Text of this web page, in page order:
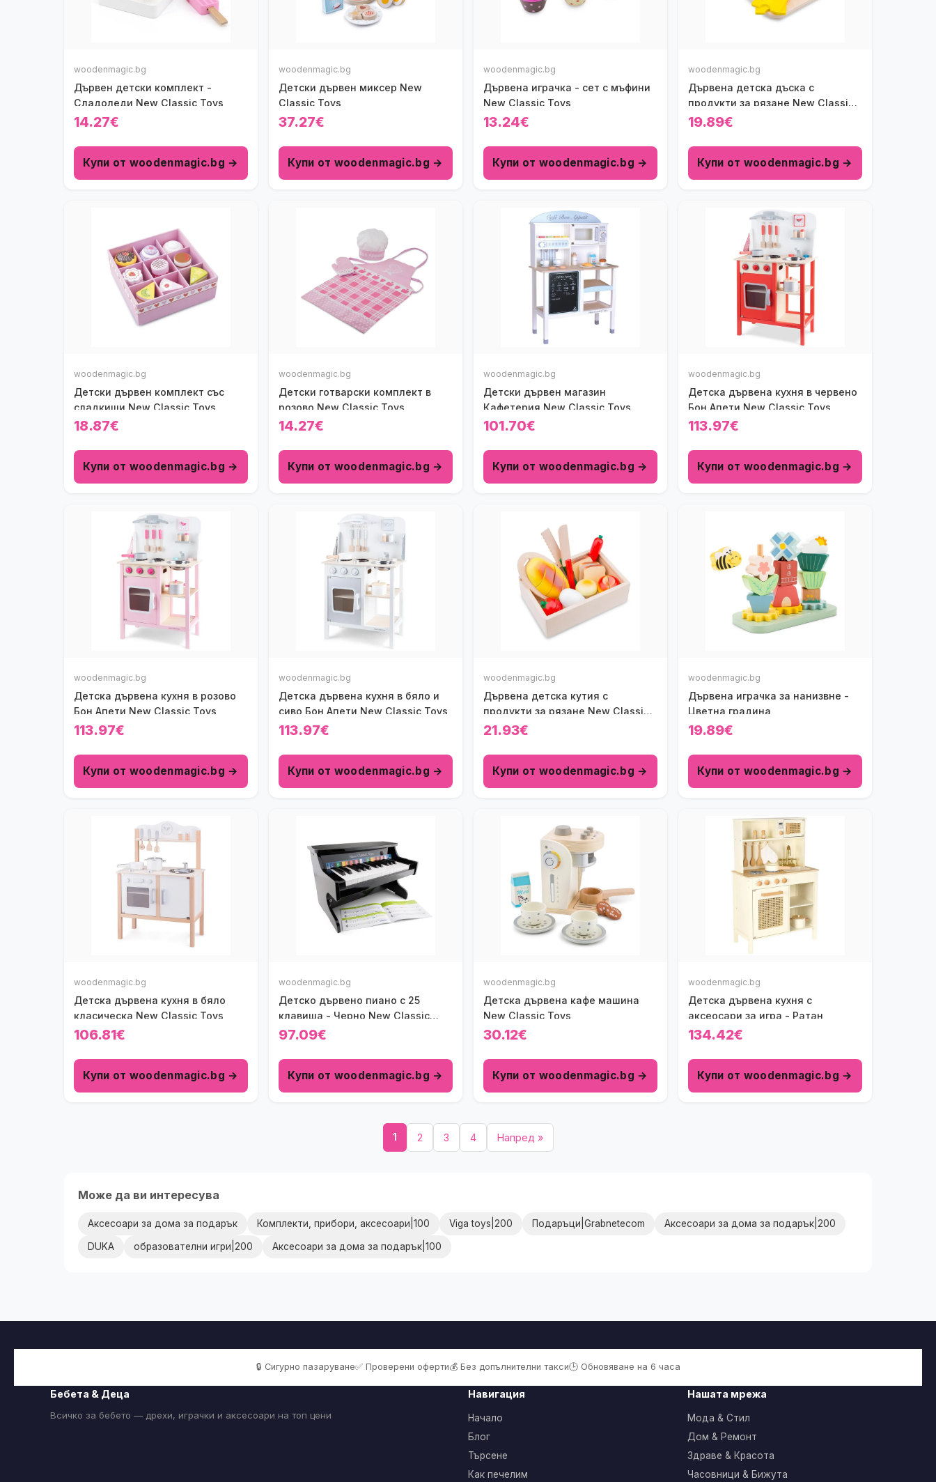
woodenmagic.bg
Дървен детски комплект -
Сладоледи New Classic Toys
14.27€
Купи от woodenmagic.bg →
woodenmagic.bg
Детски дървен миксер New
Classic Toys
37.27€
Купи от woodenmagic.bg →
woodenmagic.bg
Дървена играчка - сет с мъфини
New Classic Toys
13.24€
Купи от woodenmagic.bg →
woodenmagic.bg
Дървена детска дъска с
продукти за рязане New Classic
Toys
19.89€
Купи от woodenmagic.bg →
woodenmagic.bg
Детски дървен комплект със
сладкиши New Classic Toys
18.87€
Купи от woodenmagic.bg →
woodenmagic.bg
Детски готварски комплект в
розово New Classic Toys
14.27€
Купи от woodenmagic.bg →
woodenmagic.bg
Детски дървен магазин
Кафетерия New Classic Toys
101.70€
Купи от woodenmagic.bg →
woodenmagic.bg
Детска дървена кухня в червено
Бон Апети New Classic Toys
113.97€
Купи от woodenmagic.bg →
woodenmagic.bg
Детска дървена кухня в розово
Бон Апети New Classic Toys
113.97€
Купи от woodenmagic.bg →
woodenmagic.bg
Детска дървена кухня в бяло и
сиво Бон Апети New Classic Toys
113.97€
Купи от woodenmagic.bg →
woodenmagic.bg
Дървена детска кутия с
продукти за рязане New Classic
Toys
21.93€
Купи от woodenmagic.bg →
woodenmagic.bg
Дървена играчка за нанизвне -
Цветна градина
19.89€
Купи от woodenmagic.bg →
woodenmagic.bg
Детска дървена кухня в бяло
класическа New Classic Toys
106.81€
Купи от woodenmagic.bg →
woodenmagic.bg
Детско дървено пиано с 25
клавиша - Черно New Classic
Toys
97.09€
Купи от woodenmagic.bg →
woodenmagic.bg
Детска дървена кафе машина
New Classic Toys
30.12€
Купи от woodenmagic.bg →
woodenmagic.bg
Детска дървена кухня с
аксеосари за игра - Ратан
134.42€
Купи от woodenmagic.bg →
1 2 3 4 Напред »
Може да ви интересува
Аксесоари за дома за подарък Комплекти, прибори, аксесоари|100 Viga toys|200 Подаръци|Grabnetecom Аксесоари за дома за подарък|200
DUKA образователни игри|200 Аксесоари за дома за подарък|100
🔒 Сигурно пазаруване✅ Проверени оферти💰 Без допълнителни такси🕒 Обновяване на 6 часа
Бебета & Деца
Всичко за бебето — дрехи, играчки и аксесоари на топ цени
Навигация
Начало
Блог
Търсене
Как печелим
Нашата мрежа
Мода & Стил
Дом & Ремонт
Здраве & Красота
Часовници & Бижута